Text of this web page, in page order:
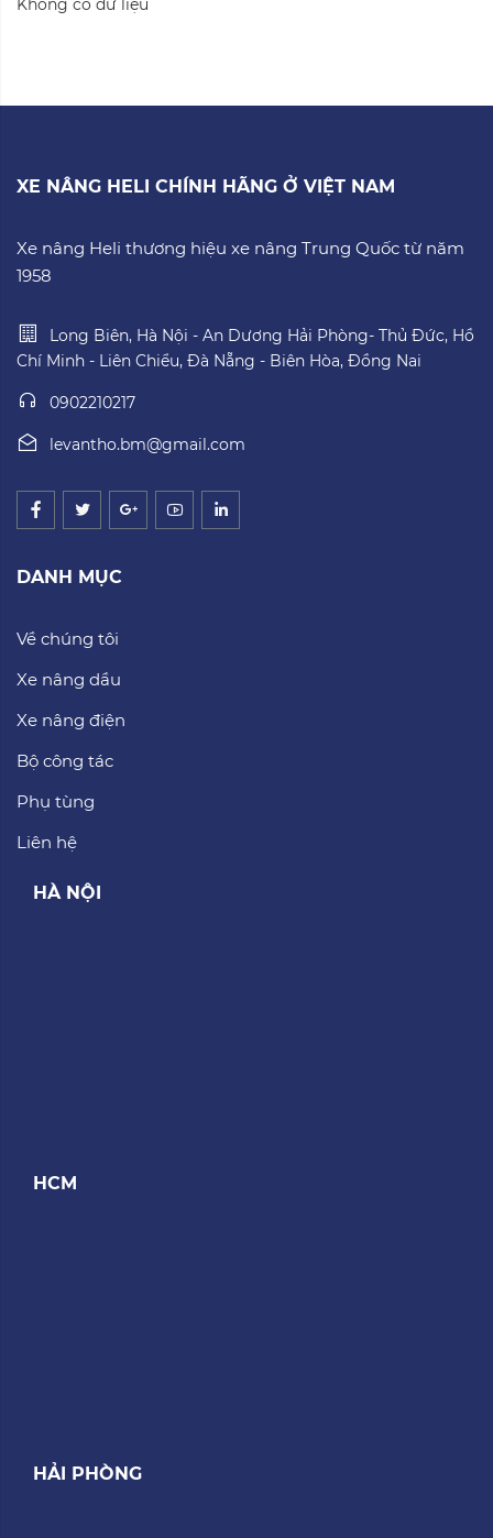
Không có dữ liệu
XE NÂNG HELI CHÍNH HÃNG Ở VIỆT NAM
Xe nâng Heli thương hiệu xe nâng Trung Quốc từ năm
1958
Long Biên, Hà Nội - An Dương Hải Phòng- Thủ Đức, Hồ
Chí Minh - Liên Chiểu, Đà Nẵng - Biên Hòa, Đồng Nai
0902210217
levantho.bm@gmail.com
DANH MỤC
Về chúng tôi
Xe nâng dầu
Xe nâng điện
Bộ công tác
Phụ tùng
Liên hệ
HÀ NỘI
HCM
HẢI PHÒNG